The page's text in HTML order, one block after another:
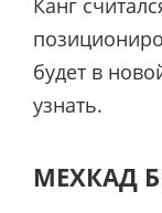
будет в
узнать.
МЕХКАД